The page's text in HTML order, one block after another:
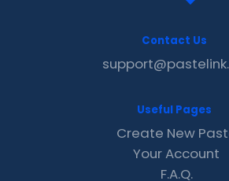
Contact Us
Useful Pages
Create New
Your Account
F.A.Q.